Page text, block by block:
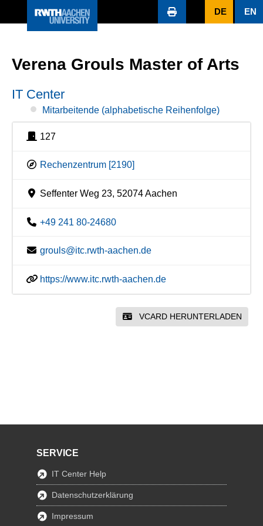
DE EN
Verena Grouls Master of Arts
IT Center
Mitarbeitende (alphabetische Reihenfolge)
127
Rechenzentrum [2190]
Seffenter Weg 23, 52074 Aachen
+49 241 80-24680
grouls@itc.rwth-aachen.de
https://www.itc.rwth-aachen.de
VCARD HERUNTERLADEN
SERVICE
IT Center Help
Datenschutzerklärung
Impressum